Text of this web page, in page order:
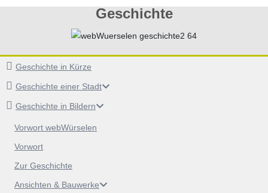
Geschichte
Geschichte in Kürze
Geschichte einer Stadt
Geschichte in Bildern
Vorwort webWürselen
Vorwort
Zur Geschichte
Ansichten & Bauwerke